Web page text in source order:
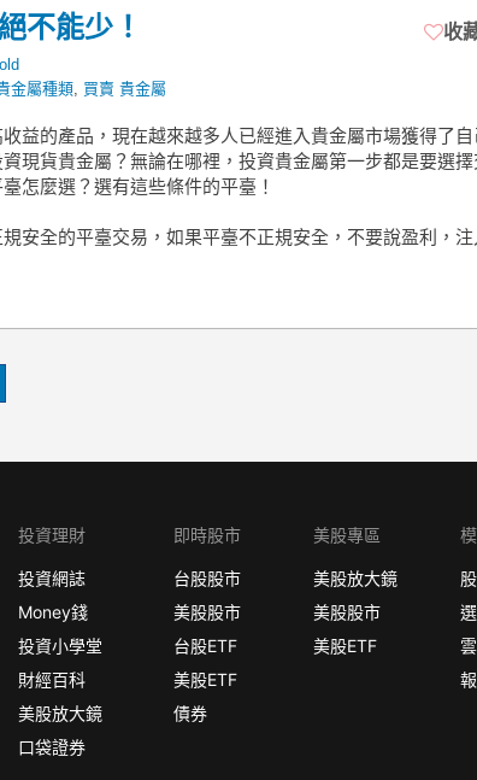
不能少！
金屬種類 買賣 貴金屬
收
益的產品，現在越來越多人已經進入貴金屬市場獲得了自
現貨貴金屬？無論在哪裡，投資貴金屬第一步都是要選擇
怎麼選？選有這些條件的平臺！
安全的平臺交易，如果平臺不正規安全，不要說盈利，注
投資理財
投資網誌
Money錢
投資小學堂
財經百科
美股放大鏡
口袋證券
即時股市
台股股市
美股股市
台股ETF
美股ETF
債券
美股專區
美股放大鏡
美股股市
美股ETF